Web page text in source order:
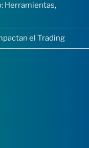
Herramientas,
el Trading